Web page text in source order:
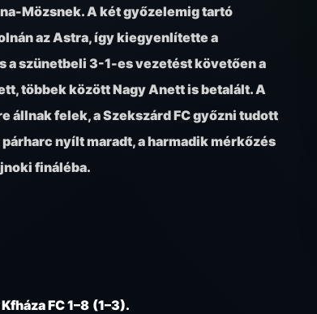
Mözsnek. A két győzelemig tartó
az Astra, így kiegyenlítette a
a szünetbeli 3-1-es vezetést követően a
többek között Nagy Anett is betalált. A
állnak felek, a Szekszárd FC győzni tudott
nyílt maradt, a harmadik mérkőzés
fináléba.
FC 1–8 (1–3).